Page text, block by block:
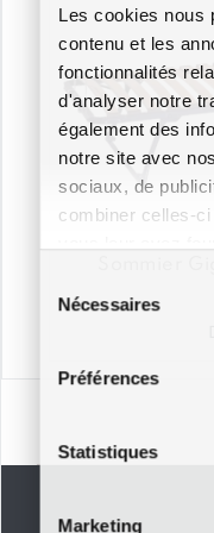
Les cookies nous
contenu et les
fonctionnalités
d'analyser notre
également des
notre site avec
sociaux, de
combiner celles-
Nécessaires
Préférences
Statistiques
Marketing